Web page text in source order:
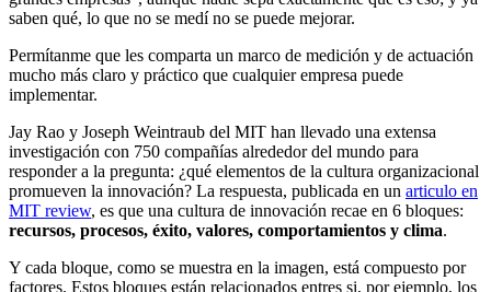
saben qué, lo que no se medí no se puede mejorar.
Permítanme que les comparta un marco de medición y de actuación
mucho más claro y práctico que cualquier empresa puede
implementar.
Jay Rao y Joseph Weintraub del MIT han llevado una extensa
investigación con 750 compañías alrededor del mundo para
responder a la pregunta: ¿qué elementos de la cultura organizacional
promueven la innovación? La respuesta, publicada en un articulo en
MIT review, es que una cultura de innovación recae en 6 bloques:
recursos, procesos, éxito, valores, comportamientos y clima.
Y cada bloque, como se muestra en la imagen, está compuesto por
factores. Estos bloques están relacionados entres si, por ejemplo, los